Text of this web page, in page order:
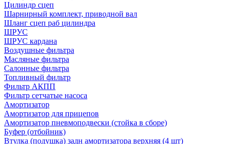
Цилиндр сцеп
Шарнирный комплект, приводной вал
Шланг сцеп раб цилиндра
ШРУС
ШРУС кардана
Воздушные фильтра
Масляные фильтра
Салонные фильтра
Топливный фильтр
Фильтр АКПП
Фильтр сетчатые насоса
Амортизатор
Амортизатор для прицепов
Амортизатор пневмоподвески (стойка в сборе)
Буфер (отбойник)
Втулка (подушка) задн амортизатора верхняя (4 шт)